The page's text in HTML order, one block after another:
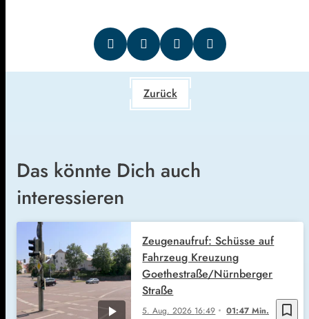
Zurück
Das könnte Dich auch
interessieren
bookmark_border
5. Aug. 2026 16:49 01:47 Min.
Zeugenaufruf: Schüsse auf
Fahrzeug Kreuzung
Goethestraße/Nürnberger
Straße